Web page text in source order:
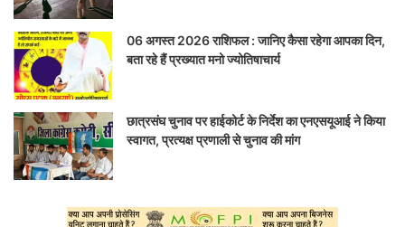
06 अगस्त 2026 राशिफल : जानिए कैसा रहेगा आपका दिन,
बता रहे हैं प्रख्यात मनो ज्योतिषाचार्य
छात्रसंघ चुनाव पर हाईकोर्ट के निर्देश का एनएसयूआई ने किया
स्वागत, प्रत्यक्ष प्रणाली से चुनाव की मांग